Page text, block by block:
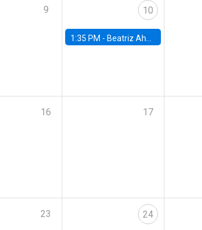
9 10
1:35 PM - Beatriz Ahumada, PhD candidate, Universidad de Pittsburgh
16 17
23 24